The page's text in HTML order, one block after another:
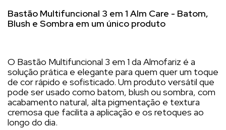
Bastão Multifuncional 3 em 1 Alm Care - Batom,
Blush e Sombra em um único produto
O Bastão Multifuncional 3 em 1 da Almofariz é a
solução prática e elegante para quem quer um toque
de cor rápido e sofisticado. Um produto versátil que
pode ser usado como batom, blush ou sombra, com
acabamento natural, alta pigmentação e textura
cremosa que facilita a aplicação e os retoques ao
longo do dia.